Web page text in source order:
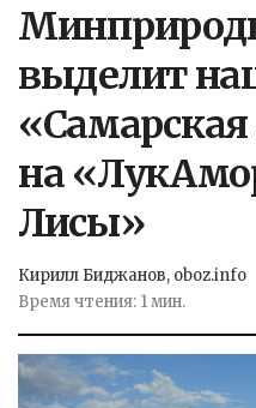
выделит
на
Лисы»
Кирилл Биджанов, oboz.info
Время чтения: 1 мин.